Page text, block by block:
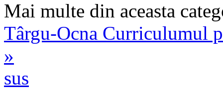
Mai multe din aceasta
Târgu-Ocna Curriculumul
»
sus